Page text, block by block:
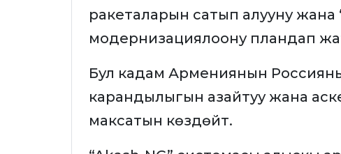
ракеталарын сатып алууну
модернизациялоону пландап
Бул кадам Армениянын
карандылыгын азайтуу жана
максатын көздөйт.